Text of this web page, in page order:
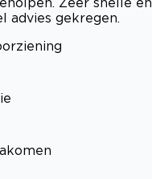
advies gekregen.